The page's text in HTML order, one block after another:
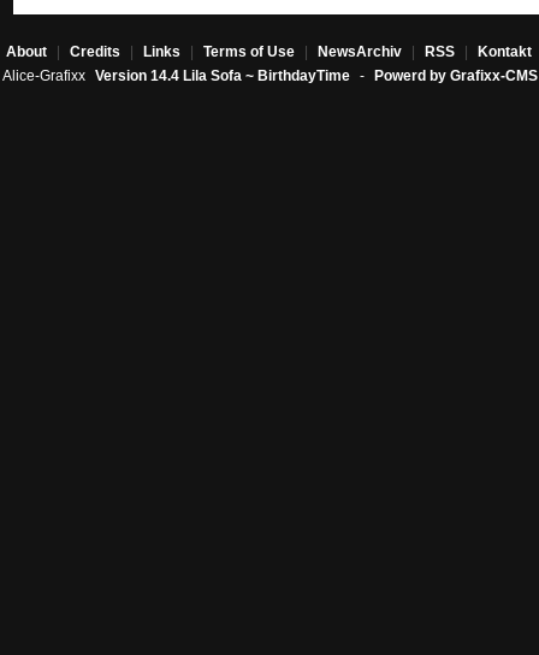
About Credits Links Terms of Use NewsArchiv RSS Kontakt
Alice-Grafixx Version 14.4 Lila Sofa ~ BirthdayTime - Powerd by Grafixx-CMS